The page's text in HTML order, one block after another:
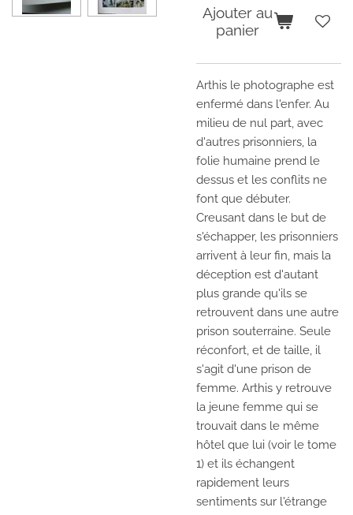
Ajouter au
panier
Arthis le photographe est
enfermé dans l'enfer. Au
milieu de nul part, avec
d'autres prisonniers, la
folie humaine prend le
dessus et les conflits ne
font que débuter.
Creusant dans le but de
s'échapper, les prisonniers
arrivent à leur fin, mais la
déception est d'autant
plus grande qu'ils se
retrouvent dans une autre
prison souterraine. Seule
réconfort, et de taille, il
s'agit d'une prison de
femme. Arthis y retrouve
la jeune femme qui se
trouvait dans le même
hôtel que lui (voir le tome
1) et ils échangent
rapidement leurs
sentiments sur l'étrange